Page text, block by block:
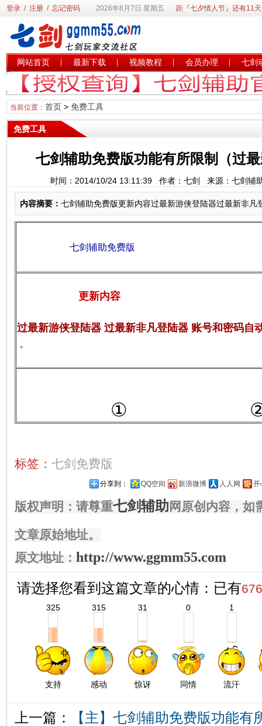
登录/ 注册/ 忘记密码 2026年8月7日 星期五 距『七夕情人节』还有11天
网站首页 最新下载 视频教程 会员办理 七剑
当前位置： 首页> 免费工具
免费工具
七剑辅助免费版功能有所限制（过
时间：2014/10/24 13:11:39 作者：七剑 来源：七剑辅
内容摘要： 七剑辅助免费版更新内容过最新游侠登陆器过最新非
七剑辅助免费版
更新内容
过最新游侠登陆器 过最新非凡登陆器 账号和密码自
。
①
标签： 七剑免费版
分享到： QQ空间 新浪微博 人人网 开
版权声明：请尊重七剑辅助 网原创内容，如
文章原始地址。
原文地址： http://www.ggmm55.com
请选择您看到这篇文章的心情：已有676
325
支持
315
感动
31
惊讶
0
同情
1
流汗
上一篇：
【主】七剑辅助免费版功能